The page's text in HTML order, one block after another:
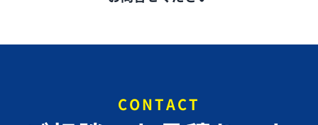
CONTACT